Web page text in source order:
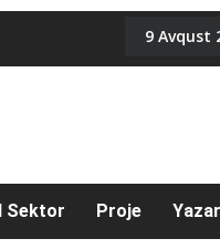
9 Avqust
Sektor Proje